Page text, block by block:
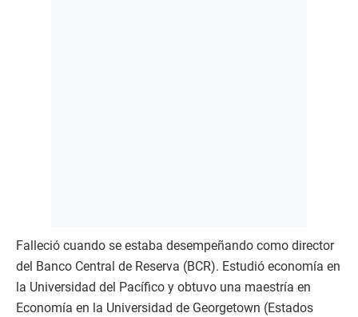
Falleció cuando se estaba desempeñando como director
del Banco Central de Reserva (BCR). Estudió economía en
la Universidad del Pacífico y obtuvo una maestría en
Economía en la Universidad de Georgetown (Estados